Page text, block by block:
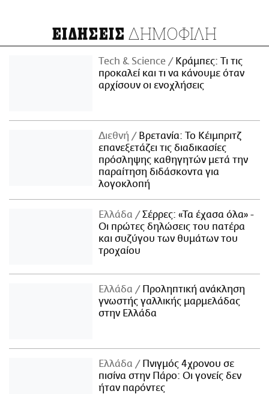
ΕΙΔΗΣΕΙΣ ΔΗΜΟΦΙΛΗ
Τech & Science
Κράμπες: Τι τις
προκαλεί και τι να κάνουμε όταν
αρχίσουν οι ενοχλήσεις
Διεθνή
Βρετανία: Το Κέιμπριτζ
επανεξετάζει τις διαδικασίες
πρόσληψης καθηγητών μετά την
παραίτηση διδάσκοντα για
λογοκλοπή
Ελλάδα
Σέρρες: «Τα έχασα όλα» -
Οι πρώτες δηλώσεις του πατέρα
και συζύγου των θυμάτων του
τροχαίου
Ελλάδα
Προληπτική ανάκληση
γνωστής γαλλικής μαρμελάδας
στην Ελλάδα
Ελλάδα
Πνιγμός 4χρονου σε
πισίνα στην Πάρο: Οι γονείς δεν
ήταν παρόντες